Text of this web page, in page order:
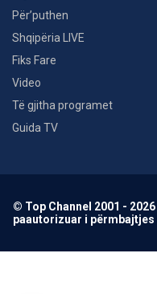
Për’puthen
Shqipëria LIVE
Fiks Fare
Video
Të gjitha programet
Guida TV
© Top Channel 2001 -
paautorizuar i përmbajtjes